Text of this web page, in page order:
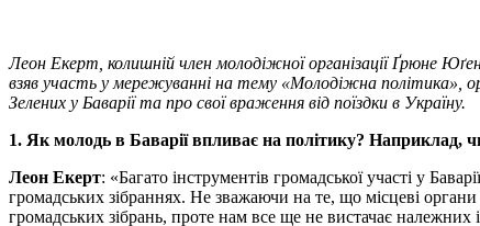
Леон Екерт, колишній член молодіжної організації Ґрюне
взяв участь у мережуванні на тему «Молодіжна політика»,
Зелених у Баварії та про свої враження від поїздки в Україну.
1. Як молодь в Баварії впливає на політику? Наприклад,
Леон Екерт: «Багато інструментів громадської участі у
громадських зібраннях. Не зважаючи на те, що мiсцевi
громадських зібрань, проте нам все ще не вистачає належних